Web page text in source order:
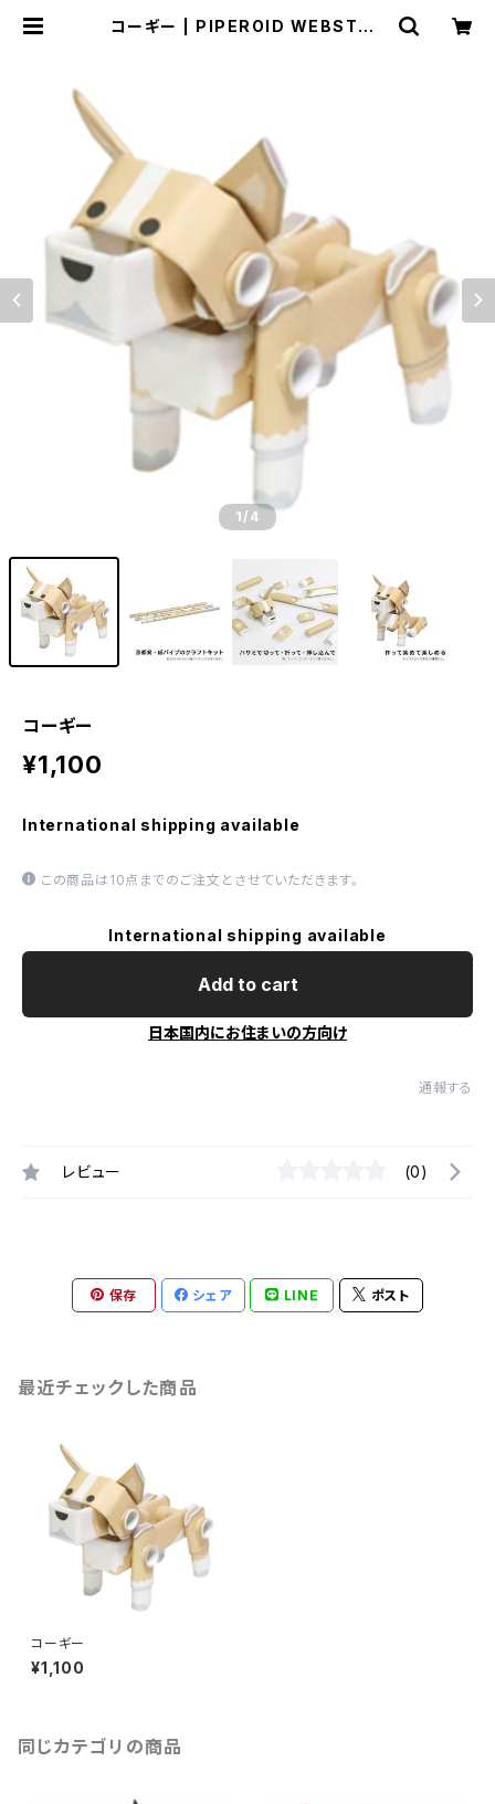
コーギー | PIPEROID WEBSTOR
1 /4
コーギー
¥1,100
International shipping available
この商品は10点までのご注文とさせていただきます。
International shipping available
Add to cart
日本国内にお住まいの方向け
通報する
レビュー (0)
保存 シェア LINE ポスト
最近チェックした商品
コーギー
¥1,100
同じカテゴリの商品